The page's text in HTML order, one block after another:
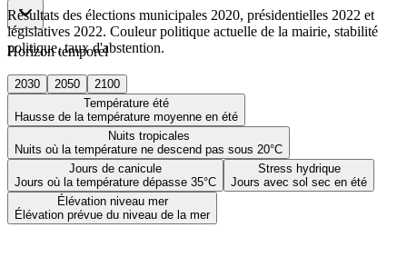
Horizon temporel
2030 2050
2100
Température été
Hausse de la température moyenne en été
Nuits tropicales
Nuits où la température ne descend pas sous 20°C
Jours de canicule
Jours où la température dépasse 35°C
Stress hydrique
Jours avec sol sec en été
Élévation niveau mer
Élévation prévue du niveau de la mer
Résultats des élections municipales 2020, présidentielles 2022 et
législatives 2022. Couleur politique actuelle de la mairie, stabilité
politique, taux d'abstention.